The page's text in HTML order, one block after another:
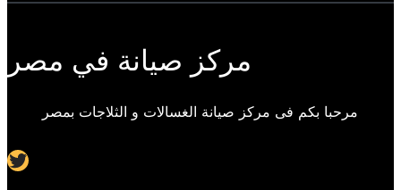
مركز صيانة في مصر
مرحبا بكم فى مركز صيانة الغسالات و الثلاجات بمصر
Twitter